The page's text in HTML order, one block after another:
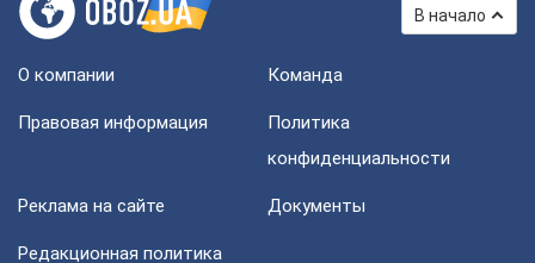
В начало
О компании Команда
Правовая информация
Политика
конфиденциальности
Реклама на сайте Документы
Редакционная политика